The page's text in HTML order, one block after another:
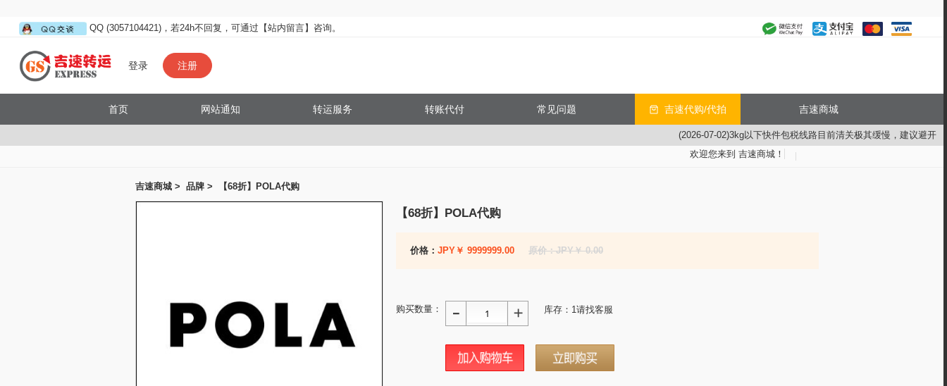
QQ (3057104421)，若24h不回复，可通过【站内留言】咨询。
登录 注册
首页 网站通知 转运服务 转账代付 常见问题 吉速代购/代拍 吉速商城
(2026-07-02)3kg以下快件包税线路目前清关极其缓慢，建议避开
欢迎您来到 吉速商城 ！
吉速商城 > 品牌 > 【68折】POLA代购
【68折】POLA代购
价格： JPY￥ 9999999.00 原价：JPY￥ 0.00
购买数量： 库存： 1请找客服